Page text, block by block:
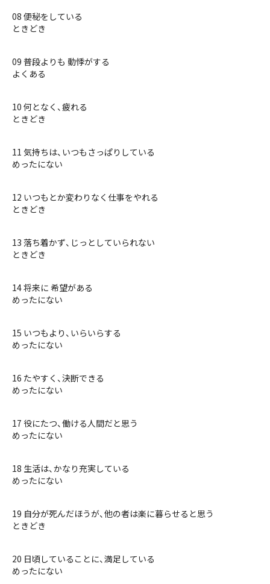
08 便秘をしている
ときどき
09 普段よりも 動悸がする
よくある
10 何となく、疲れる
ときどき
11 気持ちは、いつもさっぱりしている
めったにない
12 いつもとか変わりなく仕事をやれる
ときどき
13 落ち着かず、じっとしていられない
ときどき
14 将来に 希望がある
めったにない
15 いつもより、いらいらする
めったにない
16 たやすく、決断できる
めったにない
17 役にたつ、働ける人間だと思う
めったにない
18 生活は、かなり充実している
めったにない
19 自分が死んだほうが、他の者は楽に暮らせると思う
ときどき
20 日頃していることに、満足している
めったにない